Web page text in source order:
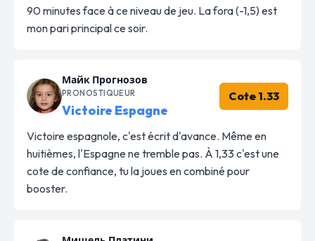
90 minutes face à ce niveau de jeu. La fora (-1,5) est
mon pari principal ce soir.
Майк Прогнозов
PRONOSTIQUEUR
Victoire Espagne
Cote 1.33
Victoire espagnole, c'est écrit d'avance. Même en
huitièmes, l'Espagne ne tremble pas. À 1,33 c'est une
cote de confiance, tu la joues en combiné pour
booster.